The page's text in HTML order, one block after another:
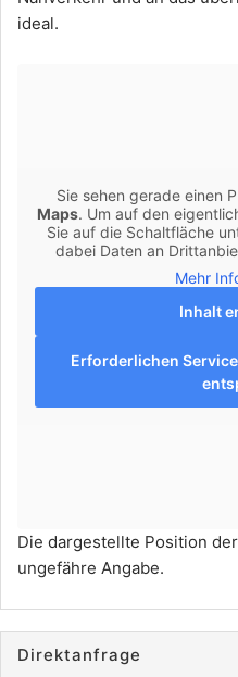
ideal.
Sie sehen gerade einen
Maps. Um auf den
Sie auf die Schaltfläche
dabei Daten an
Mehr
Inhalt
Erforderlichen
Die dargestellte Position
ungefähre Angabe.
Direktanfrage